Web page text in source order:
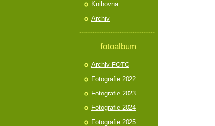
Knihovna
Archiv
fotoalbum
Archiv FOTO
Fotografie 2022
Fotografie 2023
Fotografie 2024
Fotografie 2025